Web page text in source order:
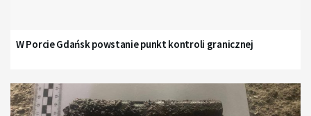
W Porcie Gdańsk powstanie punkt kontroli granicznej